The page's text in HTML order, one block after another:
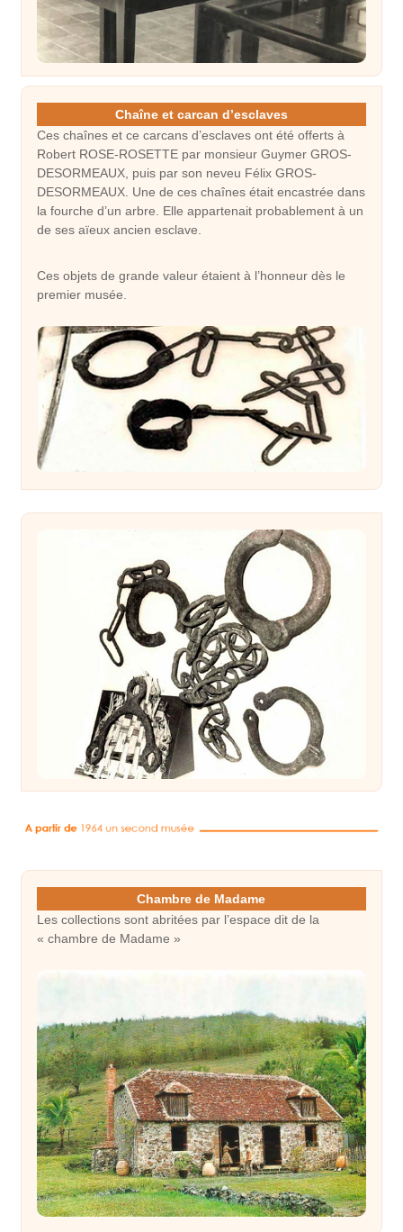
Chaîne et carcan d’esclaves
Ces chaînes et ce carcans d’esclaves ont été offerts à
Robert ROSE-ROSETTE par monsieur Guymer GROS-
DESORMEAUX, puis par son neveu Félix GROS-
DESORMEAUX. Une de ces chaînes était encastrée dans
la fourche d’un arbre. Elle appartenait probablement à un
de ses aïeux ancien esclave.
Ces objets de grande valeur étaient à l’honneur dès le
premier musée.
Chambre de Madame
Les collections sont abritées par l’espace dit de la
« chambre de Madame »